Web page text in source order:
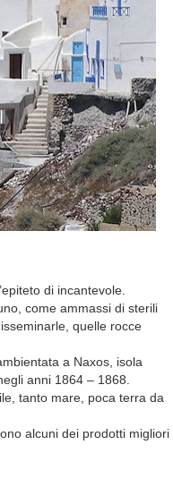
di incantevole.
come ammassi di sterili
quelle rocce
a Naxos, isola
anni 1864 – 1868.
tanto mare, poca terra da
alcuni dei prodotti migliori